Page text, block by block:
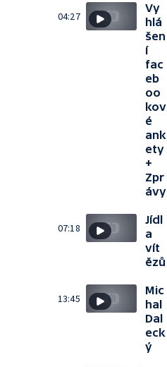
04:27
Vy
hlá
šen
í
fac
eb
oo
kov
é
ank
ety
+
Zpr
ávy
07:18
Jídl
a
vít
ězů
13:45
Mic
hal
Dal
eck
ý